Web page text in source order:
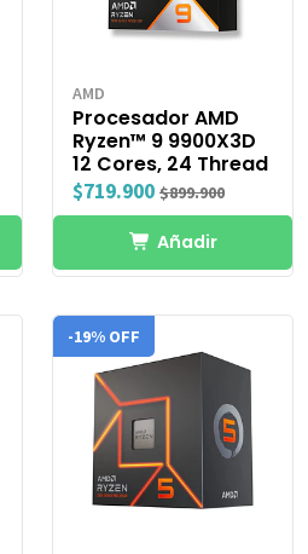
AMD
Procesador AMD
Ryzen™ 9 9900X3D
12 Cores, 24 Thread
$719.900 $899.900
Añadir
-19% OFF